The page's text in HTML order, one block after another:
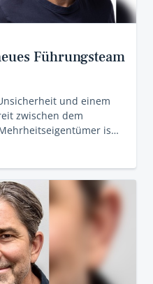
Führungsteam
und einem
zwischen dem
is…